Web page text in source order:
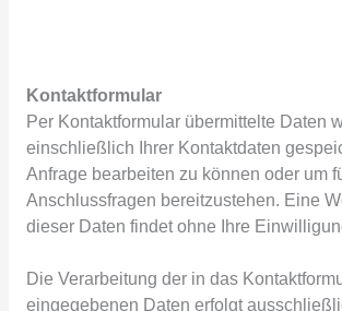
Kontaktformular
Per Kontaktformular übermittelte Daten
einschließlich Ihrer Kontaktdaten
Anfrage bearbeiten zu können oder um
Anschlussfragen bereitzustehen. Eine
dieser Daten findet ohne Ihre
Die Verarbeitung der in das
eingegebenen Daten erfolgt